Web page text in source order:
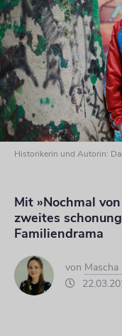
Historikerin und Autorin:
Mit »Nochmal
zweites
Familiendrama
von Mascha